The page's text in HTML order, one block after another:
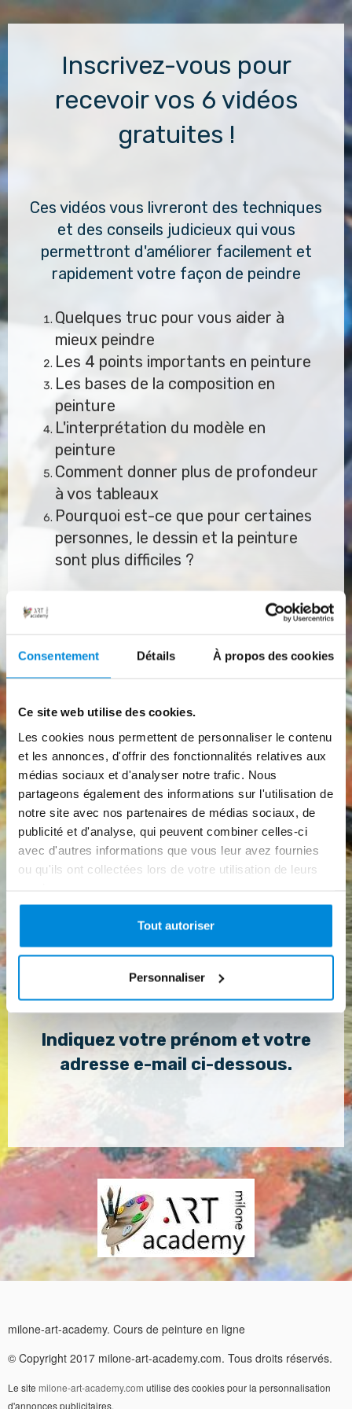
Consentement Détails À propos des cookies
Ce site web utilise des cookies.
Les cookies nous permettent de personnaliser le contenu
et les annonces, d'offrir des fonctionnalités relatives aux
médias sociaux et d'analyser notre trafic. Nous
partageons également des informations sur l'utilisation de
notre site avec nos partenaires de médias sociaux, de
publicité et d'analyse, qui peuvent combiner celles-ci
avec d'autres informations que vous leur avez fournies
ou qu'ils ont collectées lors de votre utilisation de leurs
Tout autoriser
Personnaliser
Inscrivez-vous pour
recevoir vos 6 vidéos
gratuites !
Ces vidéos vous livreront des techniques
et des conseils judicieux qui vous
permettront d'améliorer facilement et
rapidement votre façon de peindre
Quelques truc pour vous aider à
mieux peindre
Les 4 points importants en peinture
Les bases de la composition en
peinture
L'interprétation du modèle en
peinture
Comment donner plus de profondeur
à vos tableaux
Pourquoi est-ce que pour certaines
personnes, le dessin et la peinture
sont plus difficiles ?
En indiquant votre adresse mail, vous acceptez en
offres personnalisées de formations. Vous pouvez vous
désinscrire à tout moment en nous adressant un mail
Valider
Indiquez votre prénom et votre
adresse e-mail ci-dessous.
milone-art-academy. Cours de peinture en ligne
© Copyright 2017 milone-art-academy.com. Tous droits réservés.
Le site milone-art-academy.com utilise des cookies pour la personnalisation
d'annonces publicitaires.